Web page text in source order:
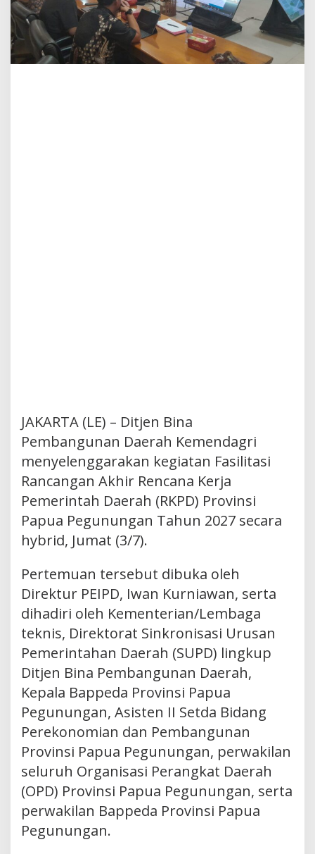
JAKARTA (LE) – Ditjen Bina
Pembangunan Daerah Kemendagri
menyelenggarakan kegiatan Fasilitasi
Rancangan Akhir Rencana Kerja
Pemerintah Daerah (RKPD) Provinsi
Papua Pegunungan Tahun 2027 secara
hybrid, Jumat (3/7).
Pertemuan tersebut dibuka oleh
Direktur PEIPD, Iwan Kurniawan, serta
dihadiri oleh Kementerian/Lembaga
teknis, Direktorat Sinkronisasi Urusan
Pemerintahan Daerah (SUPD) lingkup
Ditjen Bina Pembangunan Daerah,
Kepala Bappeda Provinsi Papua
Pegunungan, Asisten II Setda Bidang
Perekonomian dan Pembangunan
Provinsi Papua Pegunungan, perwakilan
seluruh Organisasi Perangkat Daerah
(OPD) Provinsi Papua Pegunungan, serta
perwakilan Bappeda Provinsi Papua
Pegunungan.